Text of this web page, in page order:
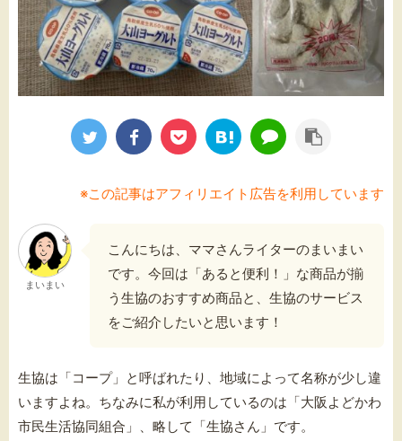
※この記事はアフィリエイト広告を利用しています
まいまい
こんにちは、ママさんライターのまいまい
です。今回は「あると便利！」な商品が揃
う生協のおすすめ商品と、生協のサービス
をご紹介したいと思います！
生協は「コープ」と呼ばれたり、 地域によって名称が少し違
いますよね。ちなみに私が利用しているのは「大阪よどかわ
市民生活協同組合」、略して「生協さん」です。